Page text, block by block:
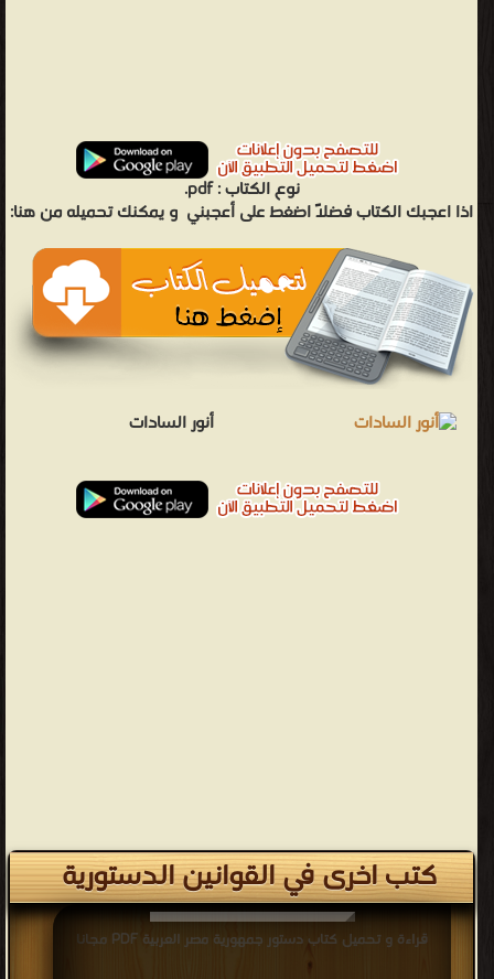
نوع الكتاب :pdf.
اذا اعجبك الكتاب فضلاً اضغط على أعجبني و يمكنك تحميله من هنا:
أنور السادات
كتب اخرى في القوانين الدستورية
قراءة و تحميل كتاب دستور جمهورية مصر العربية PDF مجانا